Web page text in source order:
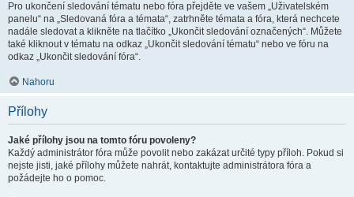
Pro ukončení sledování tématu nebo fóra přejděte ve vašem „Uživatelském
panelu“ na „Sledovaná fóra a témata“, zatrhněte témata a fóra, která nechcete
nadále sledovat a klikněte na tlačítko „Ukončit sledování označených“. Můžete
také kliknout v tématu na odkaz „Ukončit sledování tématu“ nebo ve fóru na
odkaz „Ukončit sledování fóra“.
Nahoru
Přílohy
Jaké přílohy jsou na tomto fóru povoleny?
Každý administrátor fóra může povolit nebo zakázat určité typy příloh. Pokud si
nejste jisti, jaké přílohy můžete nahrát, kontaktujte administrátora fóra a
požádejte ho o pomoc.